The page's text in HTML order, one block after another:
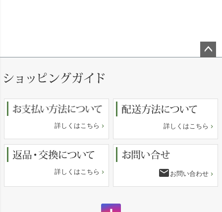
詳しくはこちら 詳しくはこちら
詳しくはこちら email お問い合わせ